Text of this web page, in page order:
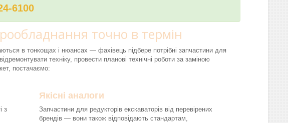
6100
точно в термін
в тонкощах і нюансах — фахівець підбере потрібні запчастини для
техніку, провести планові технічні роботи за заміною
постачаємо:
з
Якісні аналоги
Запчастини для редукторів екскаваторів від перевірених
брендів — вони також відповідають стандартам,